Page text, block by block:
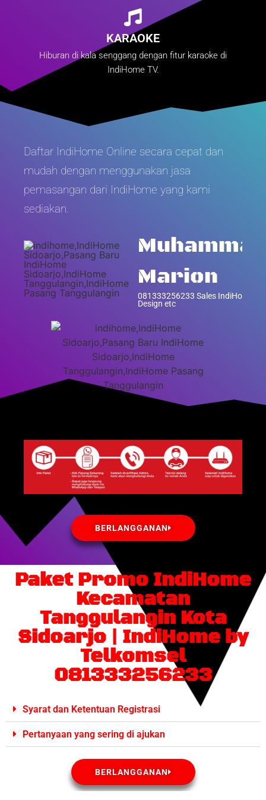
KARAOKE
Hiburan di kala senggang dengan fitur karaoke di
IndiHome TV.
Daftar IndiHome Online secara cepat dan
mudah dengan menggunakan jasa
pemasangan dari IndiHome yang kami
sediakan.
Muhammad
Marion
081333256233 Sales IndiHome UX
Design etc
BERLANGGANAN
Paket Promo IndiHome
Kecamatan
Tanggulangin Kota
Sidoarjo | IndiHome by
Telkomsel
081333256233
Syarat dan Ketentuan Registrasi
Pertanyaan yang sering di ajukan
BERLANGGANAN